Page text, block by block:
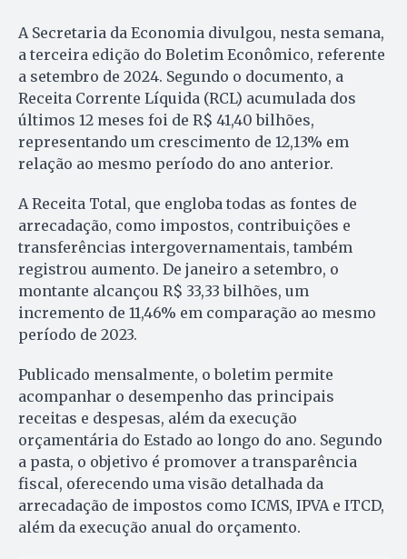
A Secretaria da Economia divulgou, nesta semana,
a terceira edição do Boletim Econômico, referente
a setembro de 2024. Segundo o documento, a
Receita Corrente Líquida (RCL) acumulada dos
últimos 12 meses foi de R$ 41,40 bilhões,
representando um crescimento de 12,13% em
relação ao mesmo período do ano anterior.
A Receita Total, que engloba todas as fontes de
arrecadação, como impostos, contribuições e
transferências intergovernamentais, também
registrou aumento. De janeiro a setembro, o
montante alcançou R$ 33,33 bilhões, um
incremento de 11,46% em comparação ao mesmo
período de 2023.
Publicado mensalmente, o boletim permite
acompanhar o desempenho das principais
receitas e despesas, além da execução
orçamentária do Estado ao longo do ano. Segundo
a pasta, o objetivo é promover a transparência
fiscal, oferecendo uma visão detalhada da
arrecadação de impostos como ICMS, IPVA e ITCD,
além da execução anual do orçamento.